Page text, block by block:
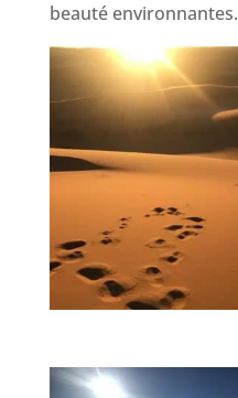
beauté environnantes.